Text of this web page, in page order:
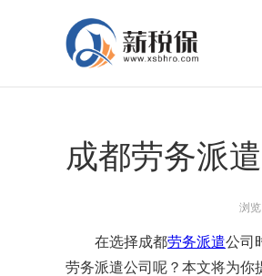
成都劳务派
浏览
在选择成都劳务派遣公司
劳务派遣公司呢？本文将为你